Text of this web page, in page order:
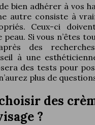
bien adhérer à vos
autre consiste à
Ceux-ci
Si vous n’êtes
des
à une
des tests pour
plus de
des
?